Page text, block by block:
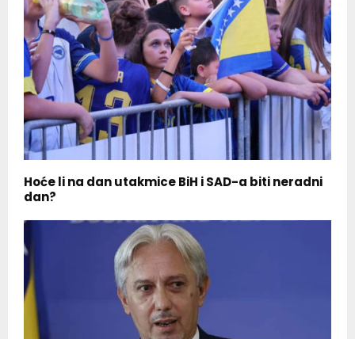
Hoće li na dan utakmice BiH i SAD-a biti neradni
dan?